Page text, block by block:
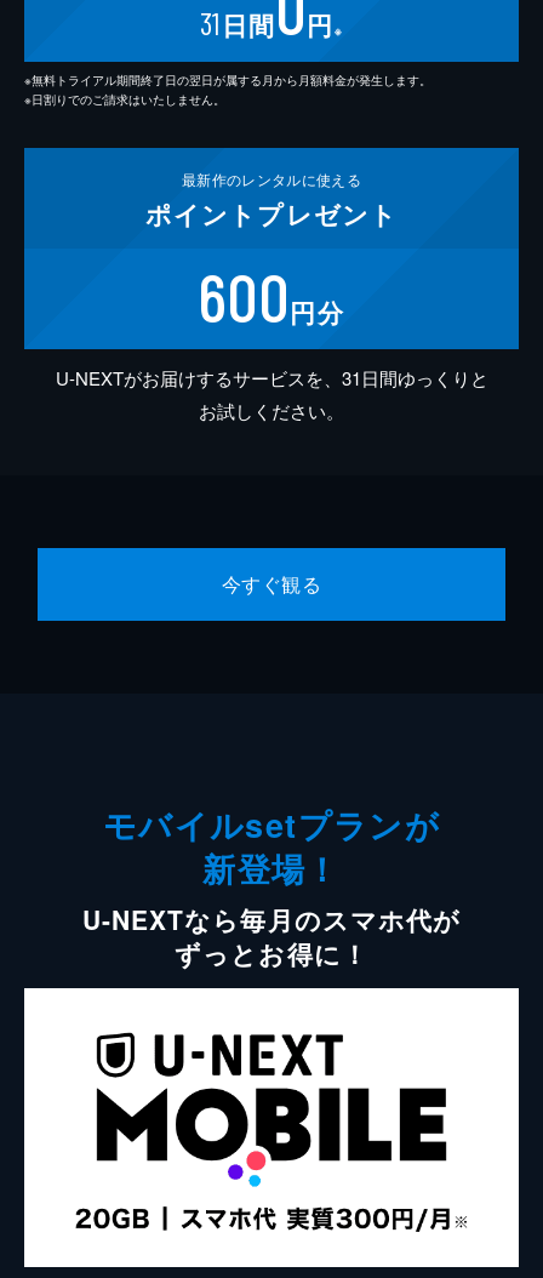
31 日間 円 ※
※無料トライアル期間終了日の翌日が属する月から月額料金が発生します。
※日割りでのご請求はいたしません。
最新作のレンタルに使える
ポイント プレゼント
600円分
U-NEXTがお届けするサービスを、31日間ゆっくりと
お試しください。
今すぐ観る
モバイルsetプランが
新登場！
U-NEXTなら毎月のスマホ代が
ずっとお得に！